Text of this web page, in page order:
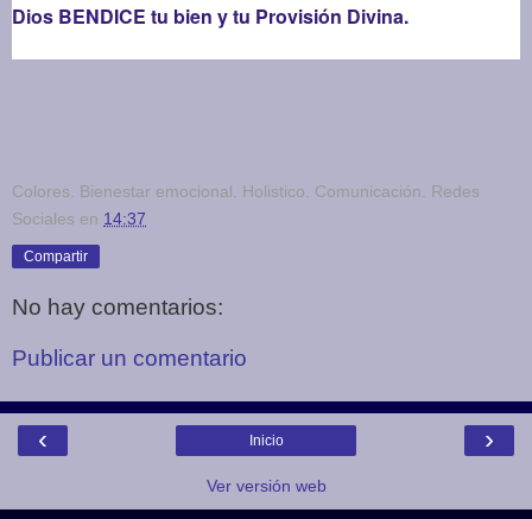
Dios BENDICE tu bien y tu Provisión Divina.
Colores. Bienestar emocional. Holistico. Comunicación. Redes
Sociales en 14:37
Compartir
No hay comentarios:
Publicar un comentario
‹ ›
Inicio
Ver versión web